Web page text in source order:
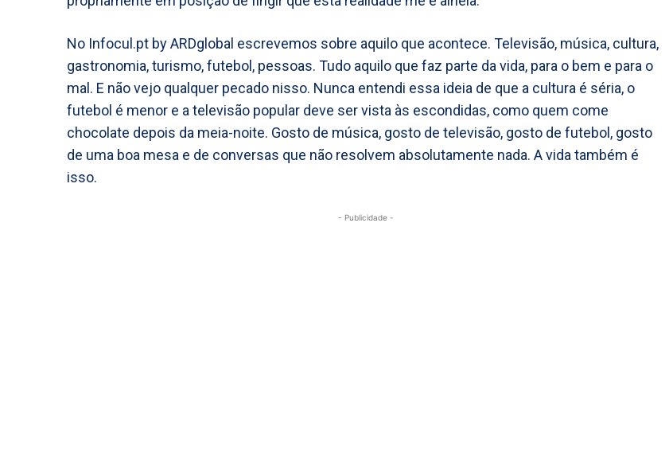
No Infocul.pt by ARDglobal escrevemos sobre aquilo que acontece. Televisão, música, cultura,
gastronomia, turismo, futebol, pessoas. Tudo aquilo que faz parte da vida, para o bem e para o
mal. E não vejo qualquer pecado nisso. Nunca entendi essa ideia de que a cultura é séria, o
futebol é menor e a televisão popular deve ser vista às escondidas, como quem come
chocolate depois da meia-noite. Gosto de música, gosto de televisão, gosto de futebol, gosto
de uma boa mesa e de conversas que não resolvem absolutamente nada. A vida também é
isso.
- Publicidade -